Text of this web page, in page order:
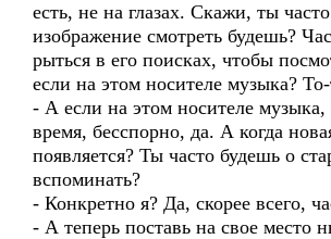
есть, не на глазах. Скажи, ты
изображение смотреть будешь?
рыться в его поисках, чтобы
если на этом носителе музыка?
- А если на этом носителе музыка,
время, бесспорно, да. А когда
появляется? Ты часто будешь о
вспоминать?
- Конкретно я? Да, скорее всего,
- А теперь поставь на свое место